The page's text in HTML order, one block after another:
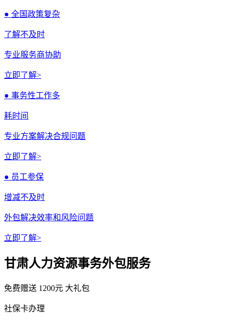
● 全国政策复杂
了解不及时
专业服务商协助
立即了解>
● 事务性工作多
耗时间
专业方案解决合规问题
立即了解>
● 员工参保
增减不及时
外包解决效率和风险问题
立即了解>
甘肃人力资源事务外包服务
免费赠送 1200元 大礼包
社保卡办理